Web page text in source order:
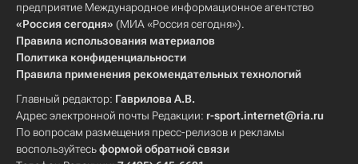
предприятие Международное информационное агентство
«Россия сегодня» (МИА «Россия сегодня»).
Правила использования материалов
Политика конфиденциальности
Правила применения рекомендательных технологий
Главный редактор: Гаврилова А.В.
Адрес электронной почты Редакции: r-sport.internet@ria.ru
По вопросам размещения пресс-релизов и рекламы
воспользуйтесьформой обратной связи